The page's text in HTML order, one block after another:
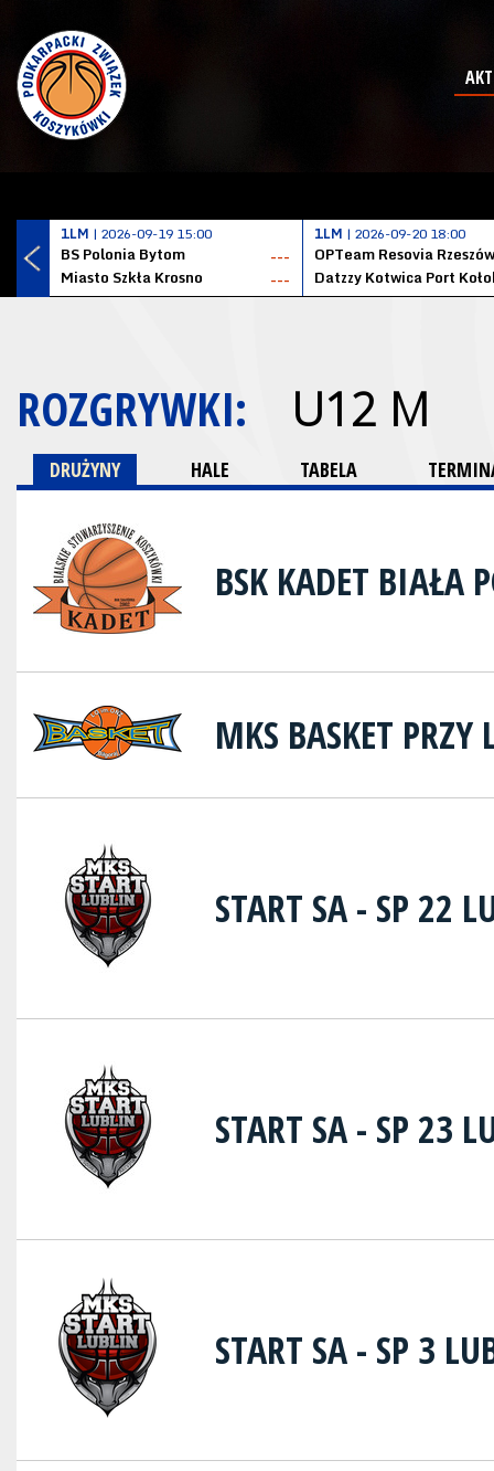
1LM | 2026-09-19 15:00
BS Polonia Bytom
---
Miasto Szkła Krosno
---
1LM | 2026-09-20 18:00
OPTeam Resovia Rzeszów
ROZGRYWKI: U12 M
DRUŻYNY HALE TABELA
BSK KADET BIAŁA
MKS BASKET PRZY
START SA - SP 22
START SA - SP 23
START SA - SP 3